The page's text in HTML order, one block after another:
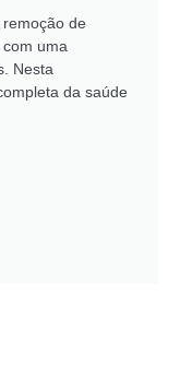
de
uma
Nesta
da saúde